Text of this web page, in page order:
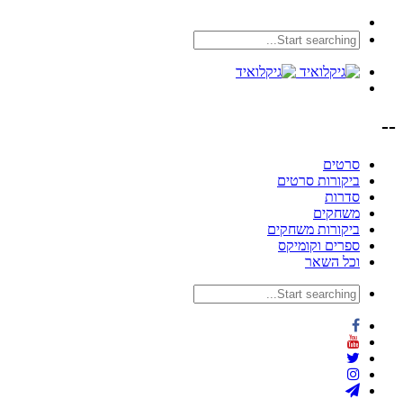
--
סרטים
ביקורות סרטים
סדרות
משחקים
ביקורות משחקים
ספרים וקומיקס
וכל השאר